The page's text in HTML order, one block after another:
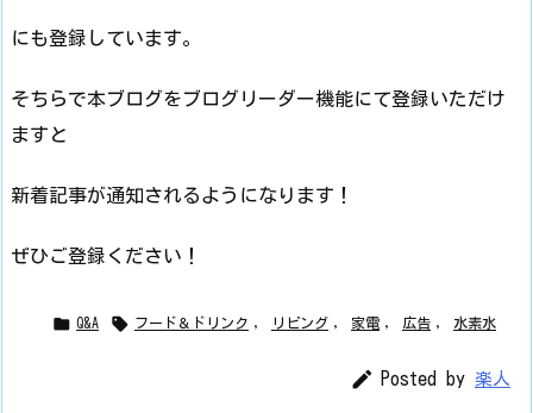
にも登録しています。
そちらで本ブログをブログリーダー機能にて登録いただけ
ますと
新着記事が通知されるようになります！
ぜひご登録ください！
 Q&A  フード＆ドリンク , リビング , 家電 , 広告 , 水素水
 Posted by 楽人